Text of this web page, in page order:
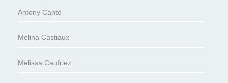
Antony Canto
Melina Castiaux
Melissa Caufriez